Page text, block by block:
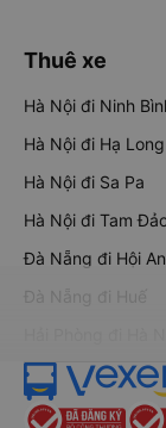
Thuê xe
Hà Nội đi Ninh
Hà Nội đi Hạ Long
Hà Nội đi Sa Pa
Hà Nội đi Tam
Đà Nẵng đi Hội An
Đà Nẵng đi Huế